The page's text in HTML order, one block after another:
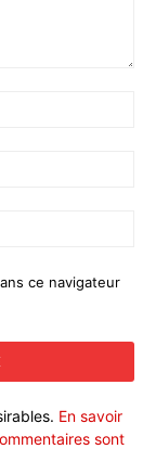
ce navigateur
En savoir
sont